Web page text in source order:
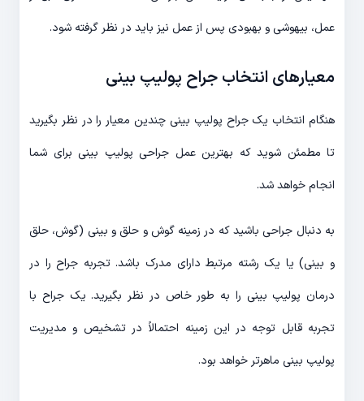
عمل، بیهوشی و بهبودی پس از عمل نیز باید در نظر گرفته شود.
معیارهای انتخاب جراح پولیپ بینی
هنگام انتخاب یک جراح پولیپ بینی چندین معیار را در نظر بگیرید
تا مطمئن شوید که بهترین عمل جراحی پولیپ بینی برای شما
انجام خواهد شد.
به دنبال جراحی باشید که در زمینه گوش و حلق و بینی (گوش، حلق
و بینی) یا یک رشته مرتبط دارای مدرک باشد. تجربه جراح را در
درمان پولیپ بینی را به طور خاص در نظر بگیرید. یک جراح با
تجربه قابل توجه در این زمینه احتمالاً در تشخیص و مدیریت
پولیپ بینی ماهرتر خواهد بود.